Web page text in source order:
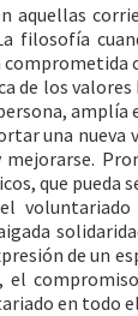
aquellas
filosofía
de los
una
que pueda
de un
en todo